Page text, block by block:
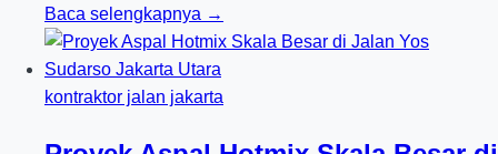
Baca selengkapnya →
kontraktor jalan jakarta